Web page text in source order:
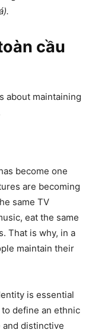
cầu
about maintaining
become one
are becoming
same TV
eat the same
That is why, in a
maintain their
is essential
define an ethnic
distinctive